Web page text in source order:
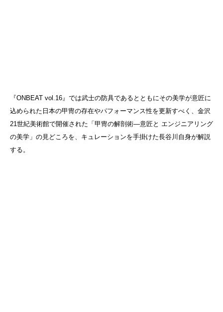
『ONBEAT vol.16』では武士の防具であるとともにその美学が意匠に
込められた日本の甲冑の存在やパフォーマンス性を更新すべく、金沢
21世紀美術館で開催された「甲冑の解剖術―意匠と エンジニアリング
の美学」の見どころを、キュレーションを手掛けた長谷川自身が解説
する。